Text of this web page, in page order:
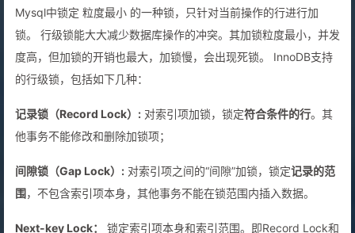
Mysql中锁定 粒度最小 的一种锁，只针对当前操作的行进行加
锁。 行级锁能大大减少数据库操作的冲突。其加锁粒度最小，并发
度高，但加锁的开销也最大，加锁慢，会出现死锁。 InnoDB支持
的行级锁，包括如下几种：
记录锁（Record Lock）: 对索引项加锁，锁定符合条件的行。其
他事务不能修改和删除加锁项；
间隙锁（Gap Lock）: 对索引项之间的“间隙”加锁，锁定记录的范
围，不包含索引项本身，其他事务不能在锁范围内插入数据。
Next-key Lock：
锁定索引项本身和索引范围。即Record Lock和